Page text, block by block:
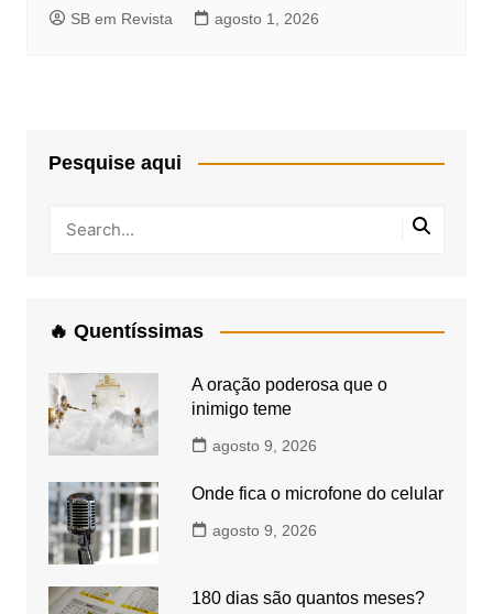
SB em Revista agosto 1, 2026
Pesquise aqui
🔥 Quentíssimas
A oração poderosa que o
inimigo teme
agosto 9, 2026
Onde fica o microfone do celular
agosto 9, 2026
180 dias são quantos meses?